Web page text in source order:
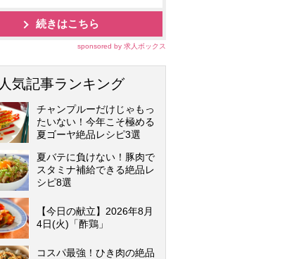
続きはこちら
sponsored by 求人ボックス
人気記事ランキング
チャンプルーだけじゃもっ
たいない！今年こそ極める
夏ゴーヤ絶品レシピ3選
夏バテに負けない！豚肉で
スタミナ補給できる絶品レ
シピ8選
【今日の献立】2026年8月
4日(火)「酢鶏」
コスパ最強！ひき肉の絶品